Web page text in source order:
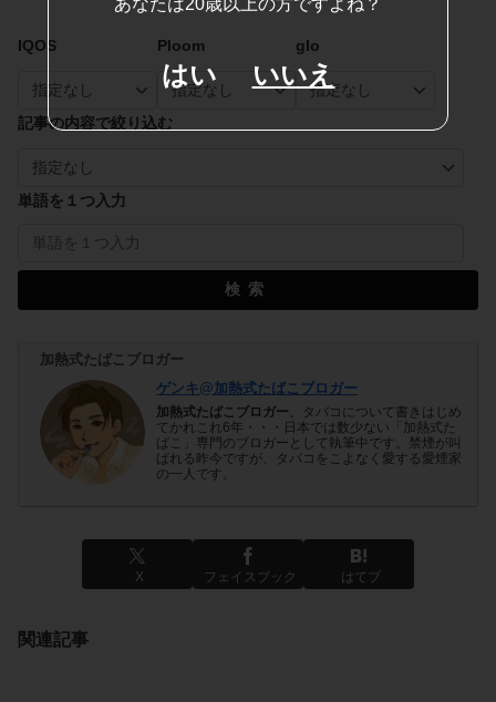
IQOS Ploom glo
記事の内容で絞り込む
単語を１つ入力
検索
加熱式たばこブロガー
ゲンキ@加熱式たばこブロガー
加熱式たばこブロガー 。タバコについて書きはじめ
てかれこれ6年・・・日本では数少ない「加熱式た
ばこ」専門のブロガーとして執筆中です。禁煙が叫
ばれる昨今ですが、タバコをこよなく愛する愛煙家
の一人です。
X フェイスブック はてブ
関連記事
あなたは20歳以上の方ですよね？
はい いいえ